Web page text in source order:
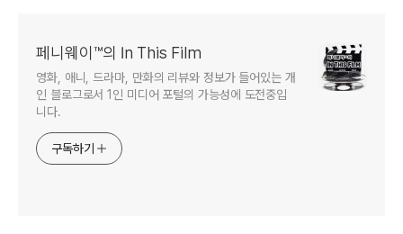
페니웨이™의 In This Film
영화, 애니, 드라마, 만화의 리뷰와 정보가 들어있는 개
인 블로그로서 1인 미디어 포털의 가능성에 도전중입
니다.
구독하기